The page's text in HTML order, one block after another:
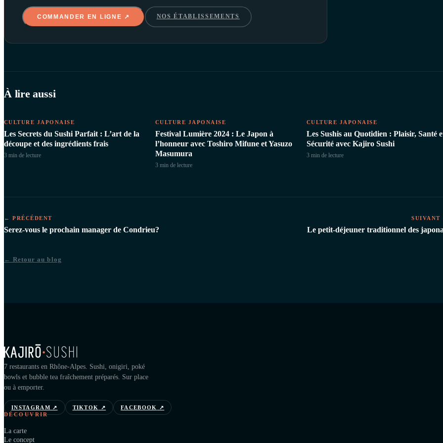
COMMANDER EN LIGNE ↗ NOS ÉTABLISSEMENTS
À lire aussi
CULTURE JAPONAISE
Les Secrets du Sushi Parfait : L’art de la
découpe et des ingrédients frais
3 min de lecture
CULTURE JAPONAISE
Festival Lumière 2024 : Le Japon à
l’honneur avec Toshiro Mifune et Yasuzo
Masumura
3 min de lecture
CULTURE JAPONAISE
Les Sushis au Quotidien : Plaisir, Santé
Sécurité avec Kajiro Sushi
3 min de lecture
← PRÉCÉDENT
Serez-vous le prochain manager de Condrieu? Le petit-déjeuner traditionnel des
← Retour au blog
7 restaurants en Rhône-Alpes. Sushi, onigiri, poké
bowls et bubble tea fraîchement préparés. Sur place
ou à emporter.
INSTAGRAM ↗ TIKTOK ↗ FACEBOOK
↗
DÉCOUVRIR
La carte
Le concept